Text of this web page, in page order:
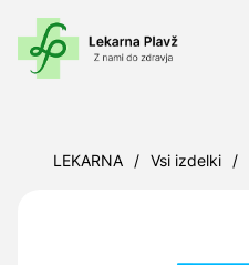
LEKARNA / Vsi izdelki /